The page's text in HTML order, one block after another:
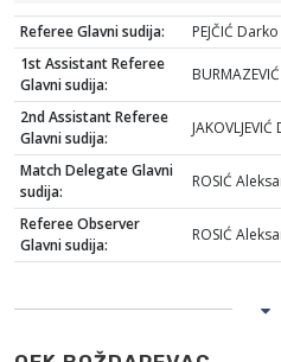
Referee Glavni sudija:
PEJČIĆ Darko
1st Assistant Referee
Glavni sudija:
2nd Assistant Referee
Glavni sudija:
Match Delegate Glavni
sudija:
ROSIĆ
Referee Observer
Glavni sudija:
ROSIĆ